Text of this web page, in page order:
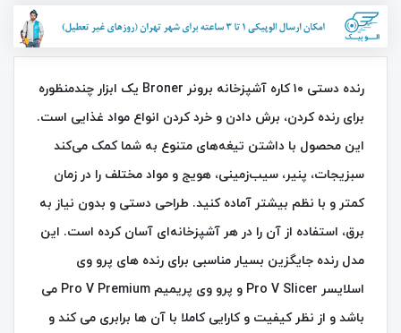
رنده دستی ۱۰ کاره آشپزخانه برونر Broner یک ابزار چندمنظوره
برای رنده کردن، برش دادن و خرد کردن انواع مواد غذایی است.
این محصول با داشتن تیغه‌های متنوع به شما کمک می‌کند
سبزیجات، پنیر، سیب‌زمینی، هویج و مواد مختلف را در زمان
کمتر و با نظم بیشتر آماده کنید. طراحی دستی و بدون نیاز به
برق، استفاده از آن را در هر آشپزخانه‌ای آسان کرده است. این
مدل رنده جایگزین بسیار مناسبی برای رنده های پرو وی
اسلایسر Pro V Slicer و پرو وی پریمیم Pro V Premium می
باشد و از نظر کیفیت و کارایی کاملا با آن ها برابری می کند و